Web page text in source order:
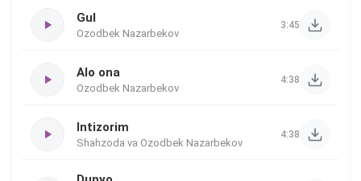
Gul
Ozodbek Nazarbekov
3:45
Alo ona
Ozodbek Nazarbekov
4:38
Intizorim
Shahzoda va Ozodbek Nazarbekov
4:38